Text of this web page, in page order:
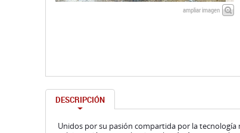
ampliar imagen
DESCRIPCIÓN
Unidos por su pasión compartida por la